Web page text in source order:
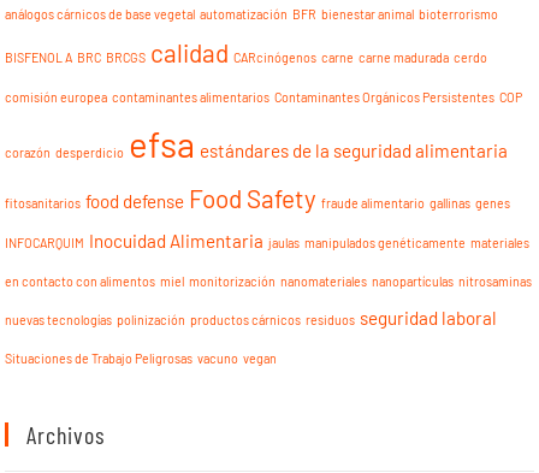
análogos cárnicos de base vegetal automatización BFR bienestar animal bioterrorismo
BISFENOL A BRC BRCGS calidad CARcinógenos carne carne madurada cerdo
comisión europea contaminantes alimentarios Contaminantes Orgánicos Persistentes COP
corazón desperdicio efsa estándares de la seguridad alimentaria
fitosanitarios food defense Food Safety fraude alimentario gallinas genes
INFOCARQUIM Inocuidad Alimentaria jaulas manipulados genéticamente materiales
en contacto con alimentos miel monitorización nanomateriales nanopartículas nitrosaminas
nuevas tecnologías polinización productos cárnicos residuos seguridad laboral
Situaciones de Trabajo Peligrosas vacuno vegan
Archivos